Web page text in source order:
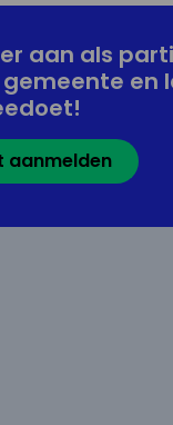
aan als
en
aanmelden